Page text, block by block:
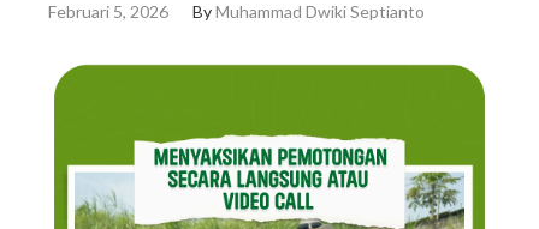
Februari 5, 2026 ByMuhammad Dwiki Septianto